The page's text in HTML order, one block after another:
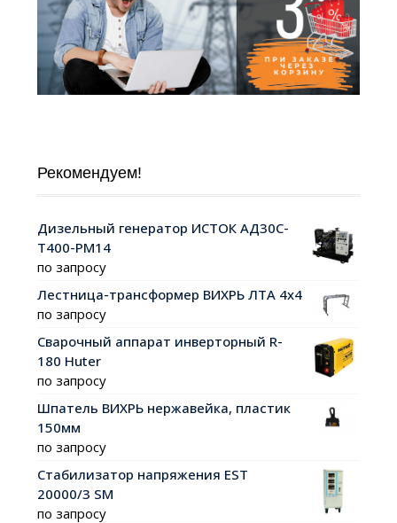
Рекомендуем!
Дизельный генератор ИСТОК АД30С-
Т400-РМ14
по запросу
Лестница-трансформер ВИХРЬ ЛТА 4х4
по запросу
Сварочный аппарат инверторный R-
180 Huter
по запросу
Шпатель ВИХРЬ нержавейка, пластик
150мм
по запросу
Стабилизатор напряжения EST
20000/3 SM
по запросу